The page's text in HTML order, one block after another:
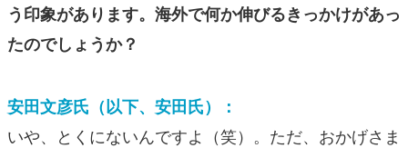
う印象があります。海外で何か伸びるきっかけがあっ
たのでしょうか？
安田文彦氏（以下、安田氏）：
いや、とくにないんですよ（笑）。ただ、おかげさま